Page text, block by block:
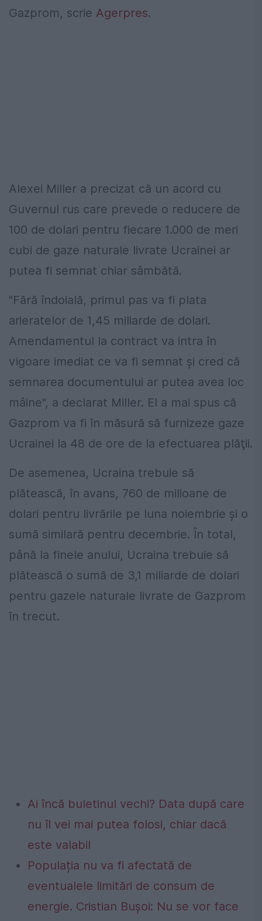
Gazprom, scrie Agerpres.
Alexei Miller a precizat că un acord cu
Guvernul rus care prevede o reducere de
100 de dolari pentru fiecare 1.000 de meri
cubi de gaze naturale livrate Ucrainei ar
putea fi semnat chiar sâmbătă.
"Fără îndoială, primul pas va fi plata
arieratelor de 1,45 miliarde de dolari.
Amendamentul la contract va intra în
vigoare imediat ce va fi semnat şi cred că
semnarea documentului ar putea avea loc
mâine", a declarat Miller. El a mai spus că
Gazprom va fi în măsură să furnizeze gaze
Ucrainei la 48 de ore de la efectuarea plăţii.
De asemenea, Ucraina trebuie să
plătească, în avans, 760 de milioane de
dolari pentru livrările pe luna noiembrie şi o
sumă similară pentru decembrie. În total,
până la finele anului, Ucraina trebuie să
plătească o sumă de 3,1 miliarde de dolari
pentru gazele naturale livrate de Gazprom
în trecut.
Ai încă buletinul vechi? Data după care
nu îl vei mai putea folosi, chiar dacă
este valabil
Populația nu va fi afectată de
eventualele limitări de consum de
energie. Cristian Bușoi: Nu se vor face